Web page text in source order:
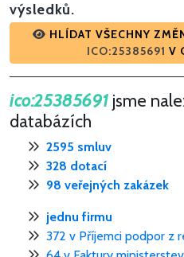
výsledků.
HLÍDAT VŠECHNY
ICO:25385691 V
ico:25385691 jsme
databázích
2595 smluv
328 dotací
98 veřejných zakázek
jednu firmu
372 v Příjemci podpor z